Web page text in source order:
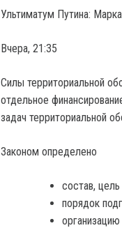
Ультиматум Путина:
Вчера, 21:35
Силы территориальной
отдельное
задач территориальной
Законом определено
состав,
порядок